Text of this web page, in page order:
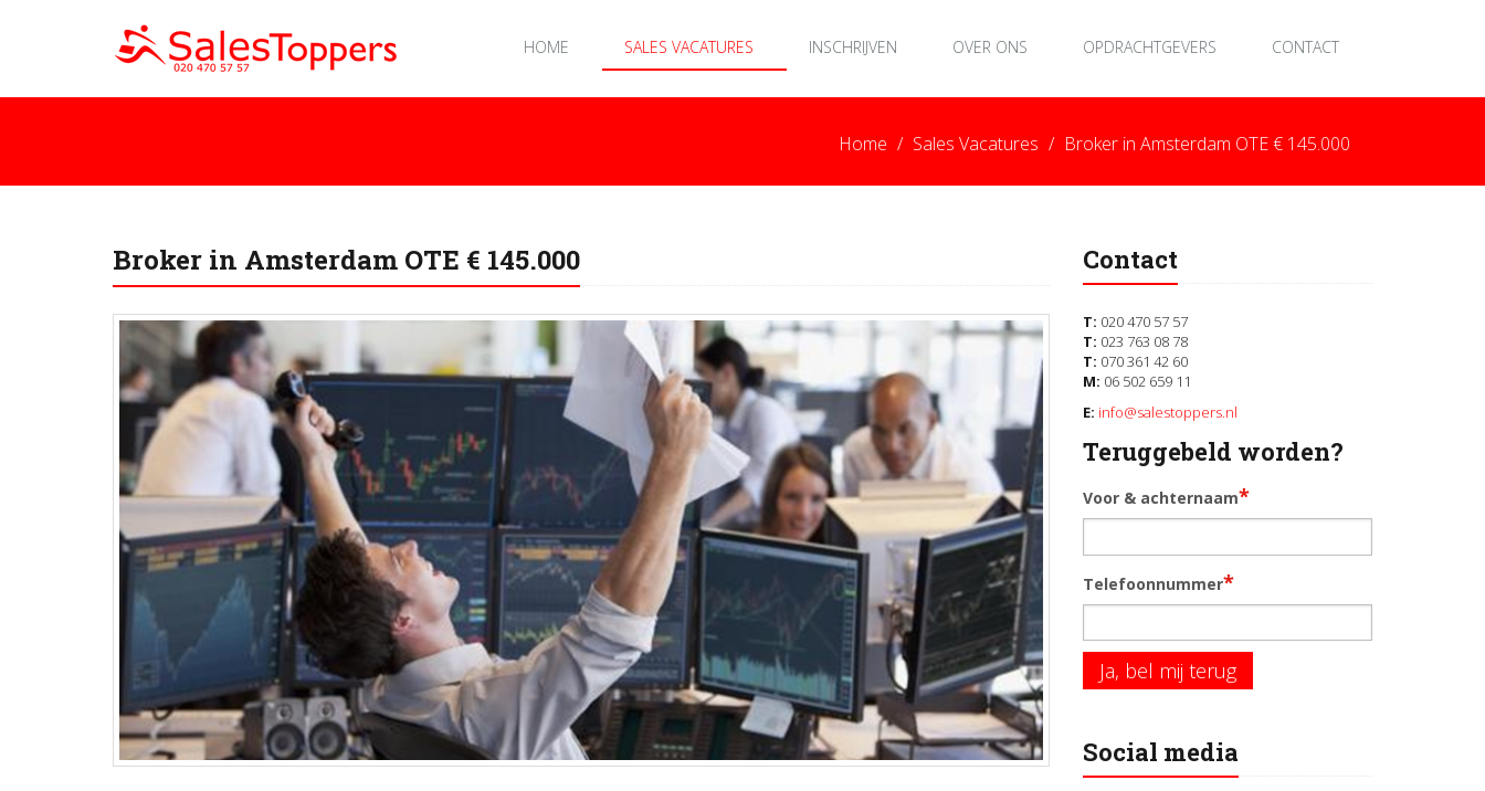
HOME SALES VACATURES INSCHRIJVEN OVER ONS OPDRACHTGEVERS CONTACT
Home Sales Vacatures Broker in Amsterdam OTE € 145.000
Broker in Amsterdam OTE € 145.000 Contact
T: 020 470 57 57
T: 023 763 08 78
T: 070 361 42 60
M: 06 502 659 11
E: info@salestoppers.nl
Teruggebeld worden?
Voor & achternaam*
Telefoonnummer*
Ja, bel mij terug
Social media